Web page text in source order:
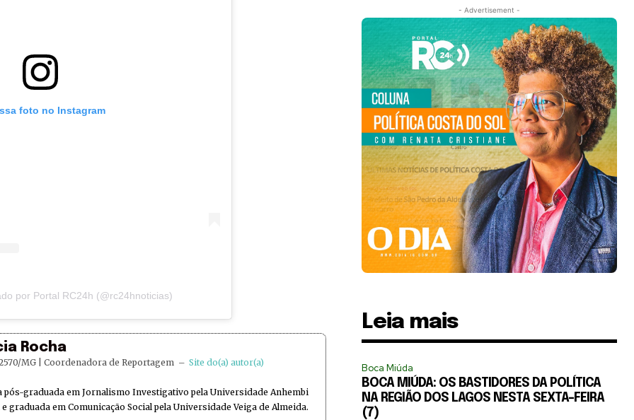
foto no Instagram
por Portal RC24h (@rc24hnoticias)
Rocha
MG | Coordenadora de Reportagem – Site do(a) autor(a)
pós-graduada em Jornalismo Investigativo pela Universidade Anhembi
graduada em Comunicação Social pela Universidade Veiga de Almeida.
- Advertisement -
Leia mais
Boca Miúda
BOCA MIÚDA: OS BASTIDORES DA POLÍTICA
NA REGIÃO DOS LAGOS NESTA SEXTA-FEIRA
(7)